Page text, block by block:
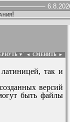
▼ ◄ СМЕНИТЬ ►
так и
версий
быть файлы